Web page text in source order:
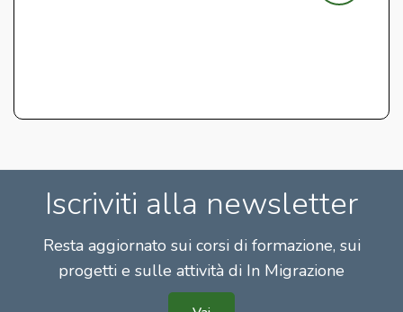
Iscriviti alla newsletter
Resta aggiornato sui corsi di formazione, sui
progetti e sulle attività di In Migrazione